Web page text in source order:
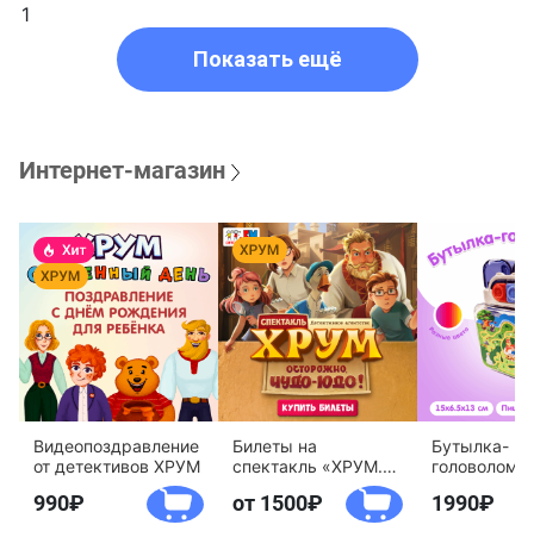
Показать ещё
Интернет-магазин
Видеопоздравление
от детективов ХРУМ
990
Билеты на
спектакль «ХРУМ.
Осторожно, Чудо-
Юдо!»
от 1500
Бутылка-
агентство
1990